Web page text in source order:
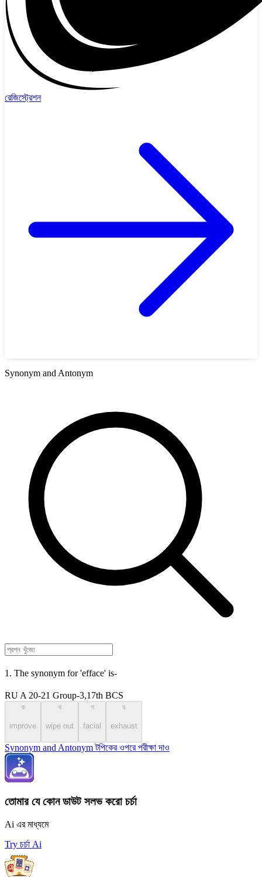
রেজিস্ট্রেশন
Synonym and Antonym
1. The synonym for 'efface' is-
RU A 20-21 Group-3,17th BCS
ক
improve
খ
wipe out
গ
facial
ঘ
exhaust
Synonym and Antonym টপিকের ওপরে পরীক্ষা দাও
তোমার যে কোন ডাউট সলভ করো চর্চা
Ai এর মাধ্যমে
Try চর্চা Ai